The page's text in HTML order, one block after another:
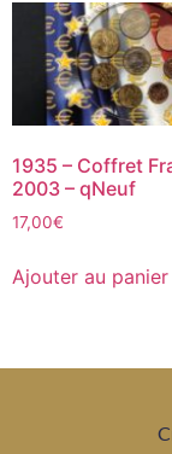
1935 – Coffret
2003 – qNeuf
17,00€
Ajouter au panier